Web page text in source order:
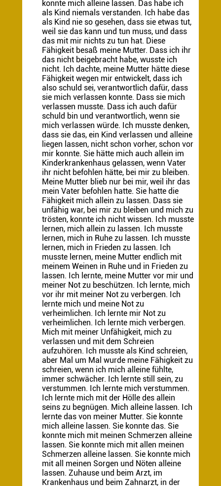
konnte mich alleine lassen. Das habe ich
als Kind niemals verstanden. Ich habe das
als Kind nie so gesehen, dass sie etwas tut,
weil sie das kann und tun muss, und dass
das mit mir nichts zu tun hat. Diese
Fähigkeit besaß meine Mutter. Dass ich ihr
das nicht beigebracht habe, wusste ich
nicht. Ich dachte, meine Mutter hätte diese
Fähigkeit wegen mir entwickelt, dass ich
also schuld sei, verantwortlich dafür, dass
sie mich verlassen konnte. Dass sie mich
verlassen musste. Dass ich auch dafür
schuld bin und verantwortlich, wenn sie
mich verlassen würde. Ich musste denken,
dass sie das, ein Kind verlassen und alleine
liegen lassen, nicht schon vorher, schon vor
mir konnte. Sie hätte mich auch allein im
Kinderkrankenhaus gelassen, wenn Vater
ihr nicht befohlen hätte, bei mir zu bleiben.
Meine Mutter blieb nur bei mir, weil ihr das
mein Vater befohlen hatte. Sie hatte die
Fähigkeit mich allein zu lassen. Dass sie
unfähig war, bei mir zu bleiben und mich zu
trösten, konnte ich nicht wissen. Ich musste
lernen, mich allein zu lassen. Ich musste
lernen, mich in Ruhe zu lassen. Ich musste
lernen, mich in Frieden zu lassen. Ich
musste lernen, meine Mutter endlich mit
meinem Weinen in Ruhe und in Frieden zu
lassen. Ich lernte, meine Mutter vor mir und
meiner Not zu beschützen. Ich lernte, mich
vor ihr mit meiner Not zu verbergen. Ich
lernte mich und meine Not zu
verheimlichen. Ich lernte mir Not zu
verheimlichen. Ich lernte mich verbergen.
Mich mit meiner Unfähigkeit, mich zu
verlassen und mit dem Schreien
aufzuhören. Ich musste als Kind schreien,
aber Mal um Mal wurde meine Fähigkeit zu
schreien, wenn ich mich alleine fühlte,
immer schwächer. Ich lernte still sein, zu
verstummen. Ich lernte mich verstummen.
Ich lernte mich mit der Hölle des allein
seins zu begnügen. Mich alleine lassen. Ich
lernte das von meiner Mutter. Sie konnte
mich alleine lassen. Sie konnte das. Sie
konnte mich mit meinen Schmerzen alleine
lassen. Sie konnte mich mit allen meinen
Schmerzen alleine lassen. Sie konnte mich
mit all meinen Sorgen und Nöten alleine
lassen. Zuhause und beim Arzt, im
Krankenhaus und beim Zahnarzt, in der